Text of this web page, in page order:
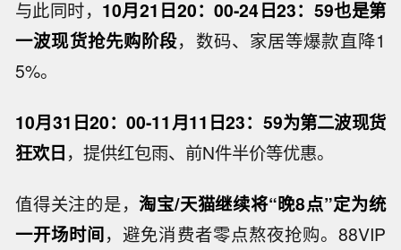
与此同时， 10月21日20：00-24日23：59也是第
一波现货抢先购阶段，数码、家居等爆款直降1
5%。
10月31日20：00-11月11日23：59为第二波现货
狂欢日，提供红包雨、前N件半价等优惠。
值得关注的是，淘宝/天猫继续将“晚8点”定为统
一开场时间，避免消费者零点熬夜抢购。88VIP